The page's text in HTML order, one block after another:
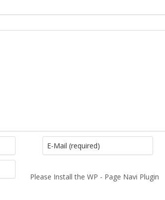
Please Install the WP - Page Navi Plugin